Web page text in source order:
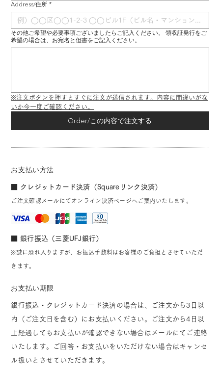
Address/住所 *
その他ご希望や必要事項ございましたらご記入ください。 領収証発行をご
希望の場合は、お宛名と但書をご記入ください。
※注文ボタンを押すとすぐに注文が送信されます。内容に間違いがな
いか今一度ご確認ください。
Order/この内容で注文する
お支払い方法
■ クレジットカード決済（Squareリンク決済）
ご注文確認メールにてオンライン決済ページへご案内いたします。
■ 銀行振込（三菱UFJ銀行）
※誠に恐れ入りますが、お振込手数料はお客様のご負担とさせていただ
きます。
お支払い期限
銀行振込・クレジットカード決済の場合は、ご注文から3日以
内（ご注文日を含む）にお支払いください。ご注文から4日以
上経過してもお支払いが確認できない場合はメールにてご連絡
いたします。ご回答・お支払いをいただけない場合はキャンセ
ル扱いとさせていただきます。